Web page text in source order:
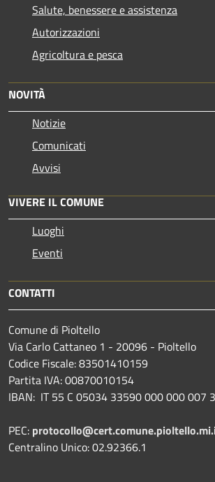
Salute, benessere e assistenza
Autorizzazioni
Agricoltura e pesca
NOVITÀ
Notizie
Comunicati
Avvisi
VIVERE IL COMUNE
Luoghi
Eventi
CONTATTI
Comune di Pioltello
Via Carlo Cattaneo 1 - 20096 - Pioltello
Codice Fiscale: 83501410159
Partita IVA: 00870010154
IBAN: IT 55 C 05034 33590 000 000 007
PEC:
Centralino Unico: 02.92366.1